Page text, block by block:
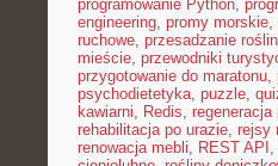
programowanie Python,
engineering, promy morskie,
ruchowe, przesadzanie roślin
mieście, przewodniki
przygotowanie do maratonu,
psychodietetyka, puzzle,
kawiarni, Redis, regeneracja
rehabilitacja po urazie, rejsy
renowacja mebli, REST API ,